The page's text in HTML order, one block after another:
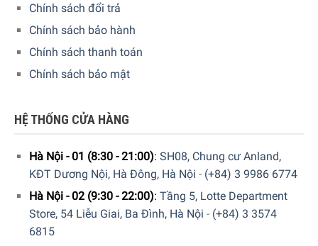
Hiện tại sản phẩm đang được bày bán tại
quốc. Quý vị hãy gọi điện trực tiếp vào Hotline:
6774 hoặc 039 222 6774
website. Nhân viên tổng đài của Gia dụng Đức Sài Gòn sẽ
gọi lại để xác nhận đơn hàng với quý khách.
GIA DỤNG ĐỨC SÀI GÒN CAM KẾT:
Giao hàng nhanh chóng toàn quốc.
Bảo hành bằng thẻ bảo hành chính hãng từ công ty.
Chính sách đổi trả
Chính sách bảo hành
Chính sách thanh toán
Chính sách bảo mật
HỆ THỐNG CỬA HÀNG
Hà Nội - 01 (8:30 - 21:00): SH08, Chung cư Anland,
KĐT Dương Nội, Hà Đông, Hà Nội - (+84) 3 9986 6774
Hà Nội - 02 (9:30 - 22:00): Tầng 5, Lotte Department
Store, 54 Liễu Giai, Ba Đình, Hà Nội - (+84) 3 3574
6815